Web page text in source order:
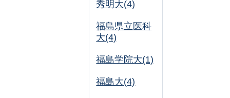
秀明大(4)
福島県立医科
大(4)
福島学院大(1)
福島大(4)